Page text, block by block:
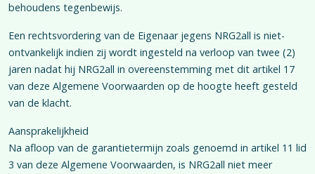
behoudens tegenbewijs.
Een rechtsvordering van de Eigenaar jegens NRG2all is niet-
ontvankelijk indien zij wordt ingesteld na verloop van twee (2)
jaren nadat hij NRG2all in overeenstemming met dit artikel 17
van deze Algemene Voorwaarden op de hoogte heeft gesteld
van de klacht.
Aansprakelijkheid
Na afloop van de garantietermijn zoals genoemd in artikel 11 lid
3 van deze Algemene Voorwaarden, is NRG2all niet meer